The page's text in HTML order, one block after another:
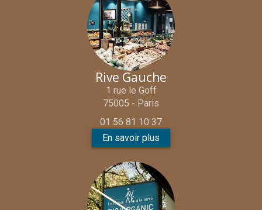
Rive Gauche
1 rue le Goff
75005 - Paris
01 56 81 10 37
En savoir plus